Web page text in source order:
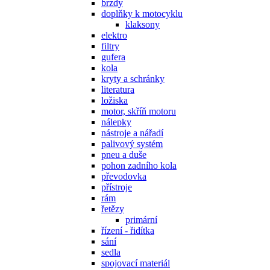
brzdy
doplňky k motocyklu
klaksony
elektro
filtry
gufera
kola
kryty a schránky
literatura
ložiska
motor, skříň motoru
nálepky
nástroje a nářadí
palivový systém
pneu a duše
pohon zadního kola
převodovka
přístroje
rám
řetězy
primární
řízení - řidítka
sání
sedla
spojovací materiál